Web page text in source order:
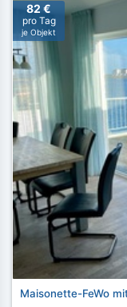
82 €
pro Tag
je Objekt